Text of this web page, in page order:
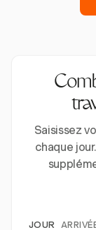
Saisissez
chaque
JOUR